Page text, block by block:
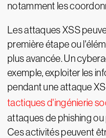
notamment les
Les attaques XSS
première étape ou
plus avancée. Un
exemple, exploiter les
pendant une attaque
tactiques d'ingénierie
attaques de phishing
Ces activités peuvent